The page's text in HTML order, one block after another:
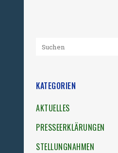
KATEGORIEN
AKTUELLES
PRESSEERKLÄRUNGEN
STELLUNGNAHMEN